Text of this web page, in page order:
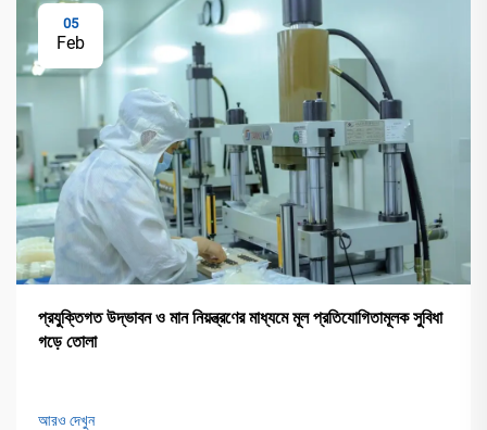
05
Feb
প্রযুক্তিগত উদ্ভাবন ও মান নিয়ন্ত্রণের মাধ্যমে মূল প্রতিযোগিতামূলক সুবিধা
গড়ে তোলা
আরও দেখুন